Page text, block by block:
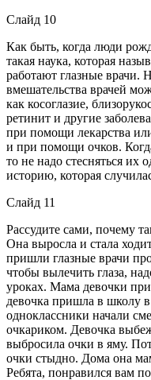
Слайд 10
Как быть, когда люди
такая наука, которая
работают глазные врачи.
вмешательства врачей
как косоглазие,
ретинит и другие
при помощи лекарства
и при помощи очков.
то не надо стесняться их
историю, которая
Слайд 11
Рассудите сами, почему
Она выросла и стала
пришли глазные врачи
чтобы вылечить глаза,
уроках. Мама девочки
девочка пришла в школу
одноклассники начали
очкариком. Девочка
выбросила очки в яму.
очки стыдно. Дома она
Ребята, понравился вам